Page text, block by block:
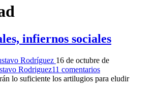
infiernos sociales
Rodríguez 16 de octubre de
Rodriguez11 comentarios
lo suficiente los artilugios para eludir